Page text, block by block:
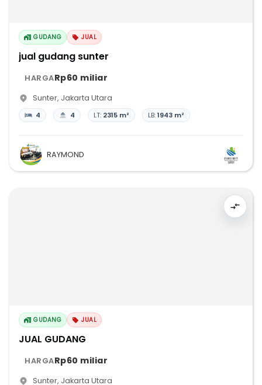
GUDANG JUAL
jual gudang sunter
HARGARp60 miliar
Sunter, Jakarta Utara
4 4 LT: 2315 m² LB:1943 m²
RAYMOND
GUDANG JUAL
JUAL GUDANG
HARGARp60 miliar
Sunter, Jakarta Utara